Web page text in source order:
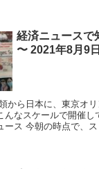
経済ニュースで
〜 2021年8月9日
なスケールで開催してく
カ国内の感染